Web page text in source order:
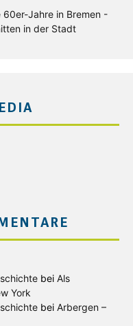
60er-Jahre in Bremen -
in der Stadt
bei Als
York
bei Arbergen –